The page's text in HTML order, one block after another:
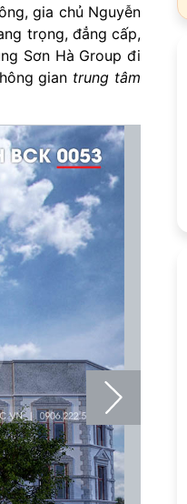
gia chủ Nguyễn
trọng, đẳng cấp,
Sơn Hà Group đi
gian trung tâm